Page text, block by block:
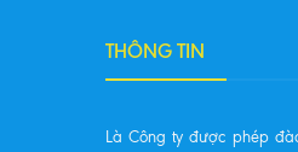
THÔNG TIN
Là Công ty được phép